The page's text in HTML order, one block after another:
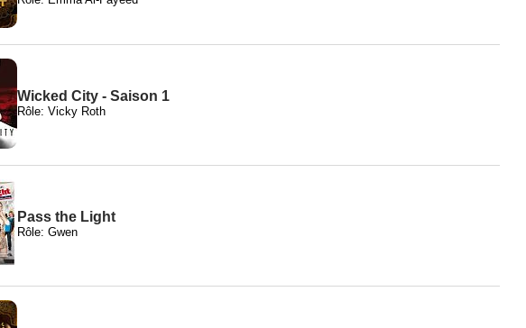
Wicked City - Saison 1
Rôle: Vicky Roth
Pass the Light
Rôle: Gwen